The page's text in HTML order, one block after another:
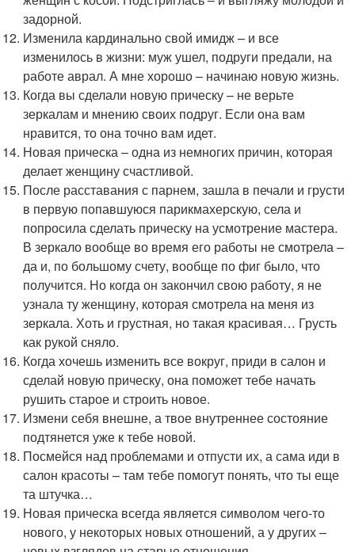
задорной.
Изменила кардинально свой имидж – и все
изменилось в жизни: муж ушел, подруги предали, на
работе аврал. А мне хорошо – начинаю новую жизнь.
Когда вы сделали новую прическу – не верьте
зеркалам и мнению своих подруг. Если она вам
нравится, то она точно вам идет.
Новая прическа – одна из немногих причин, которая
делает женщину счастливой.
После расставания с парнем, зашла в печали и грусти
в первую попавшуюся парикмахерскую, села и
попросила сделать прическу на усмотрение мастера.
В зеркало вообще во время его работы не смотрела –
да и, по большому счету, вообще по фиг было, что
получится. Но когда он закончил свою работу, я не
узнала ту женщину, которая смотрела на меня из
зеркала. Хоть и грустная, но такая красивая… Грусть
как рукой сняло.
Когда хочешь изменить все вокруг, приди в салон и
сделай новую прическу, она поможет тебе начать
рушить старое и строить новое.
Измени себя внешне, а твое внутреннее состояние
подтянется уже к тебе новой.
Посмейся над проблемами и отпусти их, а сама иди в
салон красоты – там тебе помогут понять, что ты еще
та штучка…
Новая прическа всегда является символом чего-то
нового, у некоторых новых отношений, а у других –